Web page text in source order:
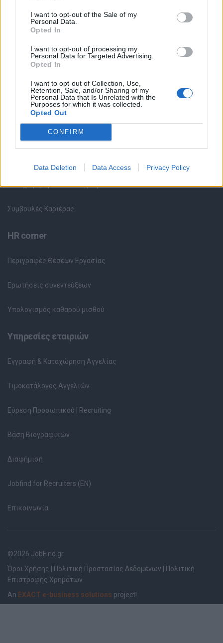
I want to opt-out of the Sale of my
Personal Data.
Opted In
I want to opt-out of processing my
Personal Data for Targeted Advertising.
Opted In
I want to opt-out of Collection, Use,
Retention, Sale, and/or Sharing of my
Personal Data that Is Unrelated with the
Purposes for which it was collected.
Opted Out
CONFIRM
Data Deletion Data Access Privacy Policy
Θέσεις εργασίας
Όλες οι Θέσεις Εργασίας
Θέσεις Εργασίας ανά Ειδικότητα
Θέσεις Εργασίας ανά Εταιρεία
Κέντρο Βοήθειας
Καταχώρηση Online Βιογραφικού
Συμβουλές Καριέρας
HR corner
Περιγραφές Θέσεων Εργασίας
Ερωτήσεις συνεντεύξεων
Υπολογισμός καθαρού μισθού
Υπηρεσίες εταιριών
Εγγραφή & Καταχώρηση Αγγελίας
Τιμοκατάλογος Αγγελιών
Εύρεση Προσωπικού | Recruiting
Βάση Βιογραφικών
Διαφήμιση
Jobfind for Recruiters (EN)
Επικοινωνία
©2026 JobFind.gr
Όροι Χρήσης
Πολιτική Προστασίας Δεδομένων
Πολιτική
Επιστροφής Χρημάτων
An EXACT e-business solutions project!